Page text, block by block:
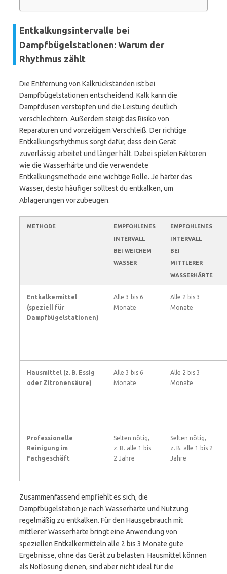
Entkalkungsintervalle bei
Dampfbügelstationen: Warum der
Rhythmus zählt
Die Entfernung von Kalkrückständen ist bei
Dampfbügelstationen entscheidend. Kalk kann die
Dampfdüsen verstopfen und die Leistung deutlich
verschlechtern. Außerdem steigt das Risiko von
Reparaturen und vorzeitigem Verschleiß. Der richtige
Entkalkungsrhythmus sorgt dafür, dass dein Gerät
zuverlässig arbeitet und länger hält. Dabei spielen Faktoren
wie die Wasserhärte und die verwendete
Entkalkungsmethode eine wichtige Rolle. Je härter das
Wasser, desto häufiger solltest du entkalken, um
Ablagerungen vorzubeugen.
METHODE
EMPFOHLENES
INTERVALL
BEI WEICHEM
WASSER
EMPFOHLENES
INTERVALL
BEI
MITTLERER
WASSERHÄRTE
Entkalkermittel
(speziell für
Dampfbügelstationen)
Alle 3 bis 6
Monate
Alle 2 bis 3
Monate
Hausmittel (z. B. Essig
oder Zitronensäure)
Alle 3 bis 6
Monate
Alle 2 bis 3
Monate
Professionelle
Reinigung im
Fachgeschäft
Selten nötig,
z. B. alle 1 bis
2 Jahre
Selten nötig,
z. B. alle 1 bis 2
Jahre
Zusammenfassend empfiehlt es sich, die
Dampfbügelstation je nach Wasserhärte und Nutzung
regelmäßig zu entkalken. Für den Hausgebrauch mit
mittlerer Wasserhärte bringt eine Anwendung von
speziellen Entkalkermitteln alle 2 bis 3 Monate gute
Ergebnisse, ohne das Gerät zu belasten. Hausmittel können
als Notlösung dienen, sind aber nicht ideal für die